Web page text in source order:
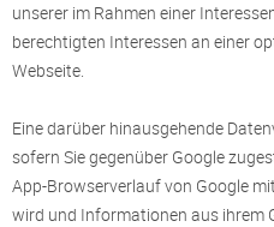
unserer im Rahmen einer
berechtigten Interessen an einer
Webseite.
Eine darüber hinausgehende
sofern Sie gegenüber Google
App-Browserverlauf von Google
wird und Informationen aus ihrem